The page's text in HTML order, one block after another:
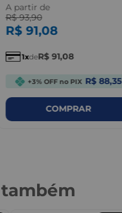
A partir de
R$ 93,90
R$ 91,08
1 deR$ 91,08
+3% OFF no PIX R$ 88,35
COMPRAR